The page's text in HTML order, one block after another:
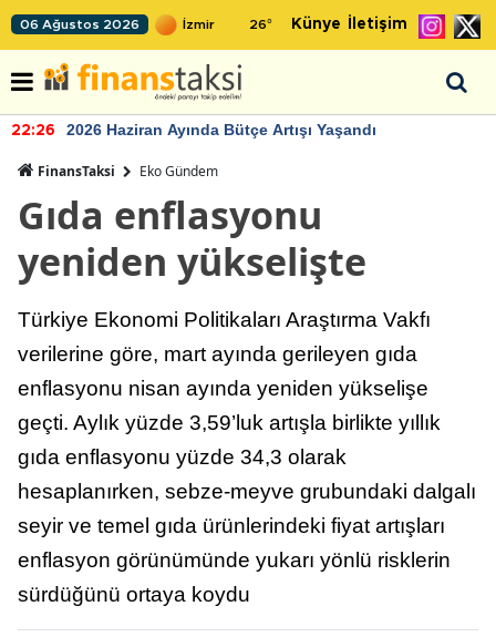
06 Ağustos 2026 26° Künye İletişim
22:26 2026 Haziran Ayında Bütçe Artışı Yaşandı
FinansTaksi Eko Gündem
Gıda enflasyonu
yeniden yükselişte
Türkiye Ekonomi Politikaları Araştırma Vakfı
verilerine göre, mart ayında gerileyen gıda
enflasyonu nisan ayında yeniden yükselişe
geçti. Aylık yüzde 3,59’luk artışla birlikte yıllık
gıda enflasyonu yüzde 34,3 olarak
hesaplanırken, sebze-meyve grubundaki dalgalı
seyir ve temel gıda ürünlerindeki fiyat artışları
enflasyon görünümünde yukarı yönlü risklerin
sürdüğünü ortaya koydu